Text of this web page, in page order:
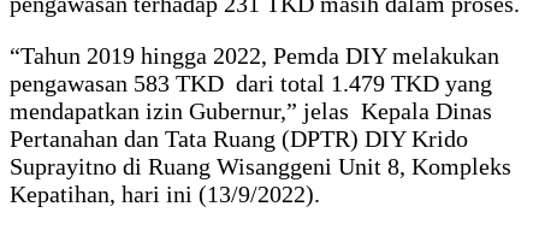
“Tahun 2019 hingga 2022, Pemda DIY melakukan
pengawasan 583 TKD dari total 1.479 TKD yang
mendapatkan izin Gubernur,” jelas Kepala Dinas
Pertanahan dan Tata Ruang (DPTR) DIY Krido
Suprayitno di Ruang Wisanggeni Unit 8, Kompleks
Kepatihan, hari ini (13/9/2022).